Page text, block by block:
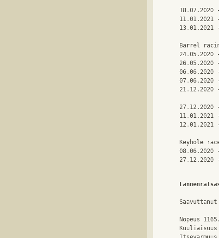
18.07.2020
11.01.2021
13.01.2021
Barrel
24.05.2020
26.05.2020
21.12.2020
27.12.2020
11.01.2021
12.01.2021
Keyhole
Nopeus